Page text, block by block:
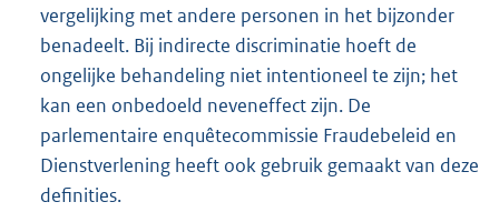
vergelijking met andere personen in het bijzonder
benadeelt. Bij indirecte discriminatie hoeft de
ongelijke behandeling niet intentioneel te zijn; het
kan een onbedoeld neveneffect zijn. De
parlementaire enquêtecommissie Fraudebeleid en
Dienstverlening heeft ook gebruik gemaakt van deze
definities.